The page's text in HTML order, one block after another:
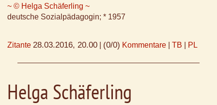
~ © Helga Schäferling ~
deutsche Sozialpädagogin; * 1957
Zitante 28.03.2016, 20.00 (0/0) Kommentare TB PL
Helga Schäferling